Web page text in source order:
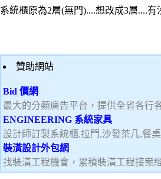
系統櫃原為2層(無門)....想改成3層....
贊助網站
Bid 價網
最大的分類廣告平台，提供全省各行
ENGINEERING 系統家具
設計師訂製系統櫃,拉門,沙發茶几,餐
裝潢設計外包網
找裝潢工程機會，累積裝潢工程接案